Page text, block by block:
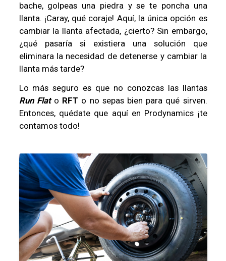
bache, golpeas una piedra y se te poncha una
llanta. ¡Caray, qué coraje! Aquí, la única opción es
cambiar la llanta afectada, ¿cierto? Sin embargo,
¿qué pasaría si existiera una solución que
eliminara la necesidad de detenerse y cambiar la
llanta más tarde?
Lo más seguro es que no conozcas las llantas
Run Flat o RFT o no sepas bien para qué sirven.
Entonces, quédate que aquí en Prodynamics ¡te
contamos todo!